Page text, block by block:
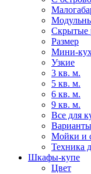
Скрытые
Размер
Мини-
Узкие
3 кв. м.
5 кв. м.
6 кв. м.
9 кв. м.
Все для
Мойки и
Техника
Шкафы-купе
Цвет